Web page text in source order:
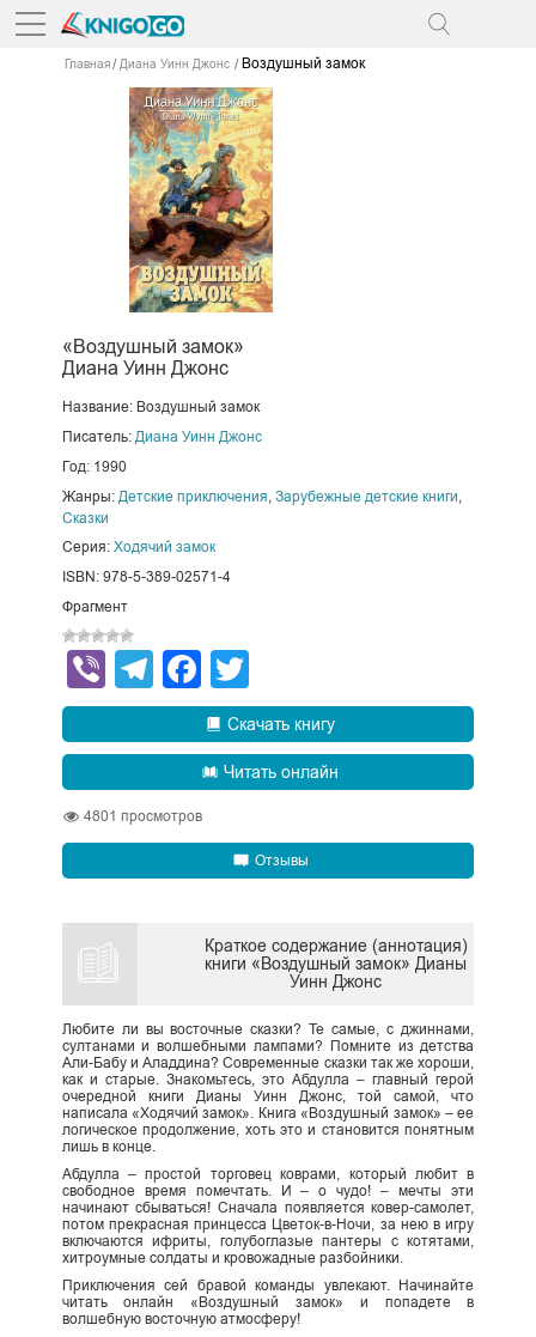
Главная Диана Уинн Джонс Воздушный замок
«Воздушный замок»
Диана Уинн Джонс
Название: Воздушный замок
Писатель: Диана Уинн Джонс
Год: 1990
Жанры: Детские приключения Зарубежные детские книги
Сказки
Серия: Ходячий замок
ISBN: 978-5-389-02571-4
Фрагмент
ViberTelegram
Facebook
Скачать книгу
Читать онлайн
4801 просмотров
Отзывы
Краткое содержание (аннотация)
книги «Воздушный замок» Дианы
Уинн Джонс
Любите ли вы восточные сказки? Те самые, с джиннами,
султанами и волшебными лампами? Помните из детства
Али-Бабу и Аладдина? Современные сказки так же хороши,
как и старые. Знакомьтесь, это Абдулла – главный герой
очередной книги Дианы Уинн Джонс, той самой, что
написала «Ходячий замок». Книга «Воздушный замок» – ее
логическое продолжение, хоть это и становится понятным
лишь в конце.
Абдулла – простой торговец коврами, который любит в
свободное время помечтать. И – о чудо! – мечты эти
начинают сбываться! Сначала появляется ковер-самолет,
потом прекрасная принцесса Цветок-в-Ночи, за нею в игру
включаются ифриты, голубоглазые пантеры с котятами,
хитроумные солдаты и кровожадные разбойники.
Приключения сей бравой команды увлекают. Начинайте
читать онлайн «Воздушный замок» и попадете в
волшебную восточную атмосферу!